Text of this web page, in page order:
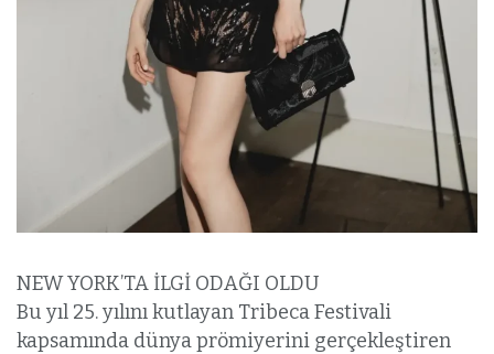
NEW YORK’TA İLGİ ODAĞI OLDU
Bu yıl 25. yılını kutlayan Tribeca Festivali
kapsamında dünya prömiyerini gerçekleştiren